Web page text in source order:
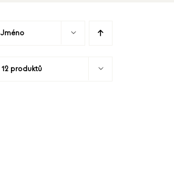
Jméno
12 produktů